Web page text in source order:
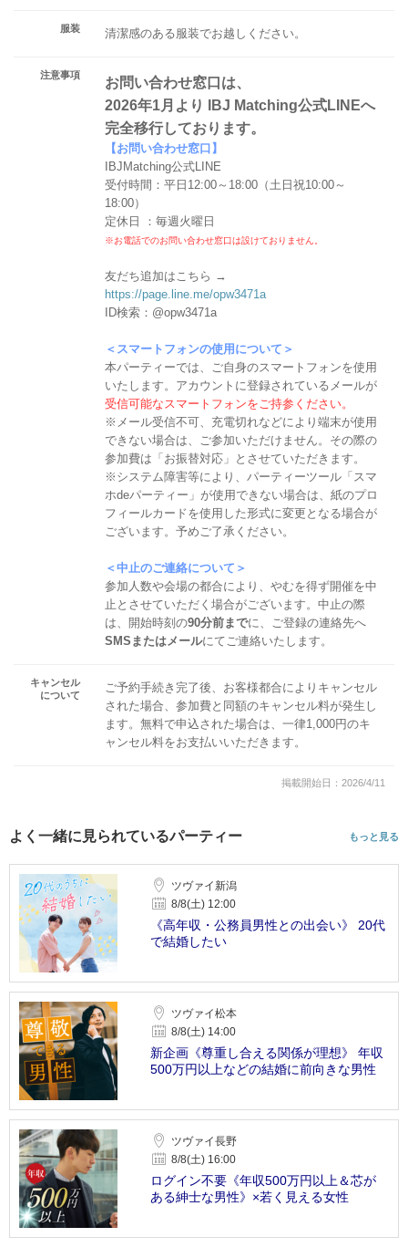
服装 清潔感のある服装でお越しください。
注意事項
お問い合わせ窓口は、
2026年1月より IBJ Matching公式LINEへ
完全移行しております。
【お問い合わせ窓口】
IBJMatching公式LINE
受付時間：平日12:00～18:00（土日祝10:00～
18:00）
定休日 ：毎週火曜日
※お電話でのお問い合わせ窓口は設けておりません。
友だち追加はこちら →
https://page.line.me/opw3471a
ID検索：@opw3471a
＜スマートフォンの使用について＞
本パーティーでは、ご自身のスマートフォンを使用
いたします。アカウントに登録されているメールが
受信可能なスマートフォンをご持参ください。
※メール受信不可、充電切れなどにより端末が使用
できない場合は、ご参加いただけません。その際の
参加費は「お振替対応」とさせていただきます。
※システム障害等により、パーティーツール「スマ
ホdeパーティー」が使用できない場合は、紙のプロ
フィールカードを使用した形式に変更となる場合が
ございます。予めご了承ください。
＜中止のご連絡について＞
参加人数や会場の都合により、やむを得ず開催を中
止とさせていただく場合がございます。中止の際
は、開始時刻の90分前までに、ご登録の連絡先へ
SMSまたはメールにてご連絡いたします。
キャンセル
について
ご予約手続き完了後、お客様都合によりキャンセル
された場合、参加費と同額のキャンセル料が発生し
ます。無料で申込された場合は、一律1,000円のキ
ャンセル料をお支払いいただきます。
掲載開始日：2026/4/11
よく一緒に見られているパーティー もっと見る
ツヴァイ新潟
8/8(土) 12:00
《高年収・公務員男性との出会い》 20代
で結婚したい
ツヴァイ松本
8/8(土) 14:00
新企画《尊重し合える関係が理想》 年収
500万円以上などの結婚に前向きな男性
ツヴァイ長野
8/8(土) 16:00
ログイン不要《年収500万円以上＆芯が
ある紳士な男性》×若く見える女性